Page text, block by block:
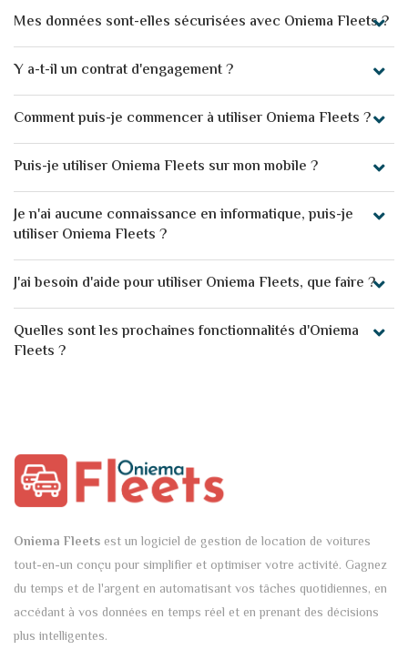
Mes données sont-elles sécurisées avec Oniema Fleets ?
Y a-t-il un contrat d'engagement ?
Comment puis-je commencer à utiliser Oniema Fleets ?
Puis-je utiliser Oniema Fleets sur mon mobile ?
Je n'ai aucune connaissance en informatique, puis-je
utiliser Oniema Fleets ?
J'ai besoin d'aide pour utiliser Oniema Fleets, que faire ?
Quelles sont les prochaines fonctionnalités d'Oniema
Fleets ?
Oniema Fleetsest un logiciel de gestion de location de voitures
tout-en-un conçu pour simplifier et optimiser votre activité. Gagnez
du temps et de l'argent en automatisant vos tâches quotidiennes, en
accédant à vos données en temps réel et en prenant des décisions
plus intelligentes.